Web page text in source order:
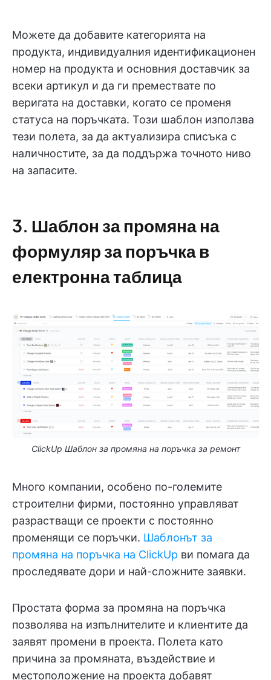
Можете да добавите категорията на
продукта, индивидуалния идентификационен
номер на продукта и основния доставчик за
всеки артикул и да ги премествате по
веригата на доставки, когато се променя
статуса на поръчката. Този шаблон използва
тези полета, за да актуализира списъка с
наличностите, за да поддържа точното ниво
на запасите.
3. Шаблон за промяна на
формуляр за поръчка в
електронна таблица
ClickUp Шаблон за промяна на поръчка за ремонт
Много компании, особено по-големите
строителни фирми, постоянно управляват
разрастващи се проекти с постоянно
променящи се поръчки. Шаблонът за
промяна на поръчка на ClickUp ви помага да
проследявате дори и най-сложните заявки.
Простата форма за промяна на поръчка
позволява на изпълнителите и клиентите да
заявят промени в проекта. Полета като
причина за промяната, въздействие и
местоположение на проекта добавят